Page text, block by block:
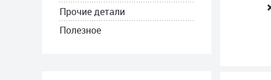
Прочие детали
Полезное